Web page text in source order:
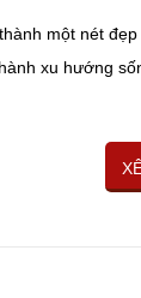
một nét
xu hướng